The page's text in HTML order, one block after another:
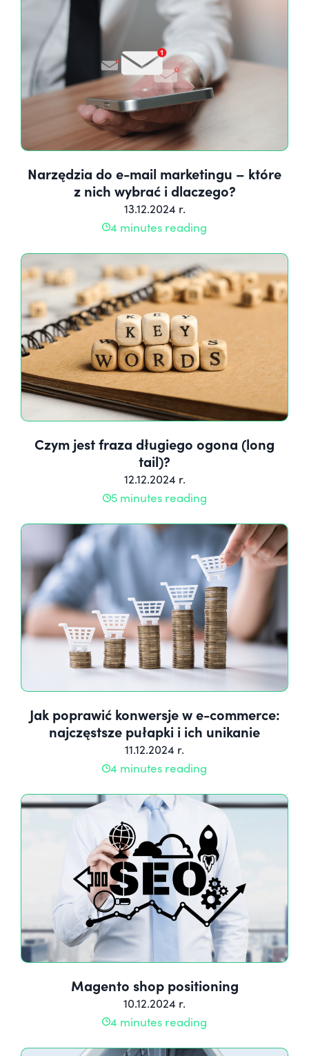
Narzędzia do e-mail marketingu – które
z nich wybrać i dlaczego?
13.12.2024 r.
4 minutes reading
Czym jest fraza długiego ogona (long
tail)?
12.12.2024 r.
5 minutes reading
Jak poprawić konwersje w e-commerce:
najczęstsze pułapki i ich unikanie
11.12.2024 r.
4 minutes reading
Magento shop positioning
10.12.2024 r.
4 minutes reading